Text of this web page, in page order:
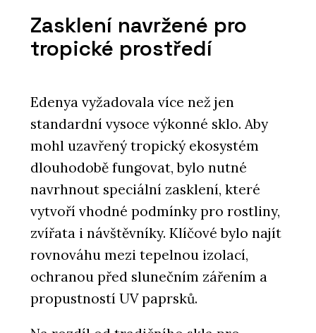
PRODUKTY
Konfigurátor skla - AGC Glass Europe
Zasklení navržené pro
tropické prostředí
Edenya vyžadovala více než jen
standardní vysoce výkonné sklo. Aby
mohl uzavřený tropický ekosystém
dlouhodobě fungovat, bylo nutné
navrhnout speciální zasklení, které
vytvoří vhodné podmínky pro rostliny,
zvířata i návštěvníky. Klíčové bylo najít
rovnováhu mezi tepelnou izolací,
ochranou před slunečním zářením a
propustností UV paprsků.